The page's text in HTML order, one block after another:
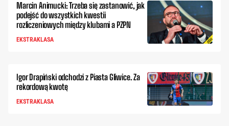
Marcin Animucki: Trzeba się zastanowić, jak
podejść do wszystkich kwestii
rozliczeniowych między klubami a PZPN
EKSTRAKLASA
Igor Drapiński odchodzi z Piasta Gliwice. Za
rekordową kwotę
EKSTRAKLASA